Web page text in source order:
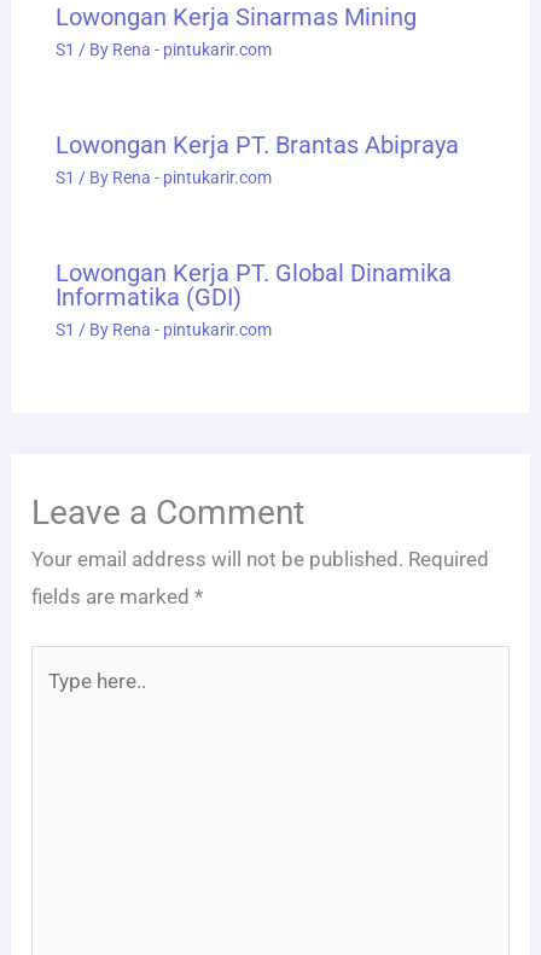
Lowongan Kerja Sinarmas Mining
S1 / By Rena - pintukarir.com
Lowongan Kerja PT. Brantas Abipraya
S1 / By Rena - pintukarir.com
Lowongan Kerja PT. Global Dinamika
Informatika (GDI)
S1 / By Rena - pintukarir.com
Leave a Comment
Your email address will not be published. Required
fields are marked*